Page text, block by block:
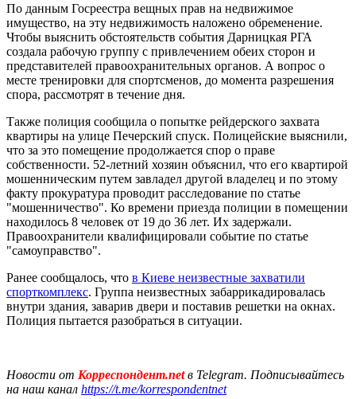
По данным Госреестра вещных прав на недвижимое
имущество, на эту недвижимость наложено обременение.
Чтобы выяснить обстоятельств события Дарницкая РГА
создала рабочую группу с привлечением обеих сторон и
представителей правоохранительных органов. А вопрос о
месте тренировки для спортсменов, до момента разрешения
спора, рассмотрят в течение дня.
Также полиция сообщила о попытке рейдерского захвата
квартиры на улице Печерский спуск. Полицейские выяснили,
что за это помещение продолжается спор о праве
собственности. 52-летний хозяин объяснил, что его квартирой
мошенническим путем завладел другой владелец и по этому
факту прокуратура проводит расследование по статье
"мошенничество". Ко времени приезда полиции в помещении
находилось 8 человек от 19 до 36 лет. Их задержали.
Правоохранители квалифицировали событие по статье
"самоуправство".
Ранее сообщалось, что в Киеве неизвестные захватили
спорткомплекс. Группа неизвестных забаррикадировалась
внутри здания, заварив двери и поставив решетки на окнах.
Полиция пытается разобраться в ситуации.
Новости от Корреспондент.netв Telegram. Подписывайтесь
на наш канал https://t.me/korrespondentnet